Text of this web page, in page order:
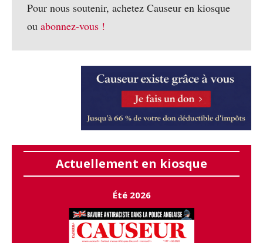
Pour nous soutenir, achetez Causeur en kiosque
ou abonnez-vous !
Actuellement en kiosque
Été 2026